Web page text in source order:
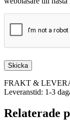
FRAKT &
Leveranstid: 1-3
Relaterade